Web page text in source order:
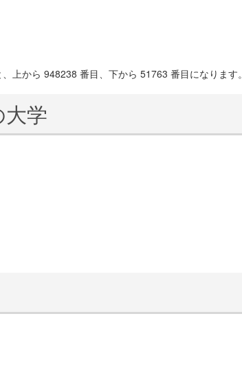
上から 948238 番目、下から 51763 番目になります。
学